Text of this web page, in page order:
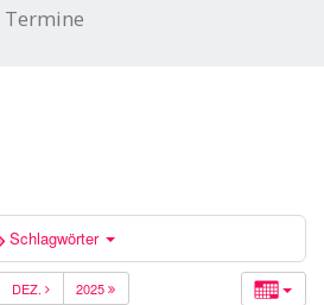
Termine
Schlagwörter
DEZ. 2025